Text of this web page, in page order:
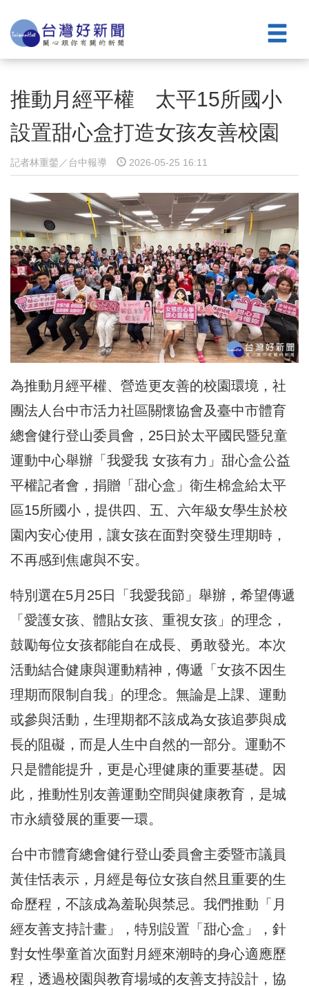
推動月經平權 太平15所國小
設置甜心盒打造女孩友善校園
記者林重鎣／台中報導 2026-05-25 16:11
為推動月經平權、營造更友善的校園環境， 社
團法人台中市活力社區關懷協會及臺中市體育
總會健行登山委員會 ，25日於太平國民暨兒童
運動中心舉辦「我愛我 女孩有力」甜心盒公益
平權記者會，捐贈「甜心盒」 衛生棉盒給太平
區15所國小，提供四、五、 六年級女學生於校
園內安心使用，讓女孩在面對突發生理期時，
不再感到焦慮與不安。
特別選在5月25日「我愛我節」舉辦，希望傳遞
「愛護女孩、 體貼女孩、重視女孩」的理念，
鼓勵每位女孩都能自在成長、 勇敢發光。本次
活動結合健康與運動精神，傳遞「 女孩不因生
理期而限制自我」的理念。無論是上課、 運動
或參與活動，生理期都不該成為女孩追夢與成
長的阻礙， 而是人生中自然的一部分。運動不
只是體能提升， 更是心理健康的重要基礎。因
此， 推動性別友善運動空間與健康教育，是城
市永續發展的重要一環。
台中市體育總會健行登山委員會主委暨市議員
黃佳恬表示， 月經是每位女孩自然且重要的生
命歷程，不該成為羞恥與禁忌。 我們推動「月
經友善支持計畫」，特別設置「甜心盒」， 針
對女性學童首次面對月經來潮時的身心適應歷
程， 透過校園與教育場域的友善支持設計， 協